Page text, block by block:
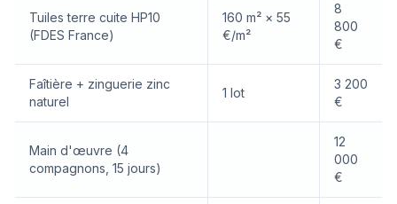
Tuiles terre cuite HP10
(FDES France)
160 m² × 55
€/m²
8
800
€
Faîtière + zinguerie zinc
naturel
1 lot
3 200
€
Main d'œuvre (4
compagnons, 15 jours)
12
000
€